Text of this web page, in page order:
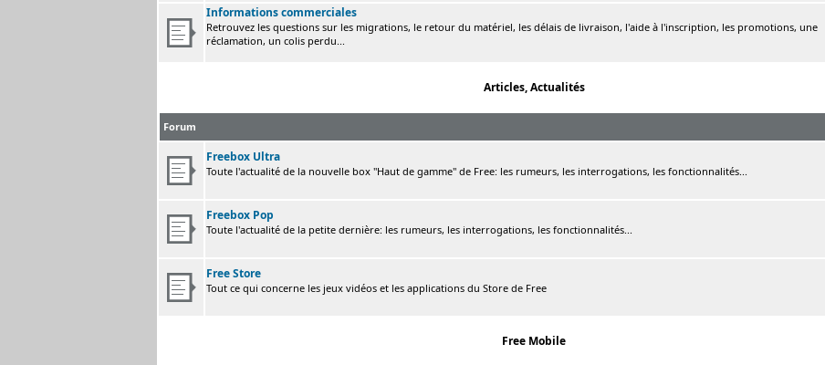
Informations commerciales
Retrouvez les questions sur les migrations, le retour du matériel, les délais de livraison, l'aide à l'inscription, les promotions, une
réclamation, un colis perdu...
Articles, Actualités
Forum
Freebox Ultra
Toute l'actualité de la nouvelle box "Haut de gamme" de Free: les rumeurs, les interrogations, les fonctionnalités...
Freebox Pop
Toute l'actualité de la petite dernière: les rumeurs, les interrogations, les fonctionnalités...
Free Store
Tout ce qui concerne les jeux vidéos et les applications du Store de Free
Free Mobile